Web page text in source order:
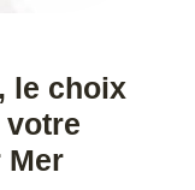
le choix
votre
Mer